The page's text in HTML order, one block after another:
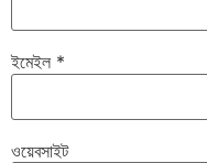
ইমেইল *
ওয়েবসাইট